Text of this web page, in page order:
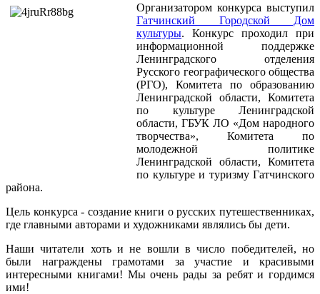
Организатором конкурса выступил
Гатчинский Городской Дом
культуры. Конкурс проходил при
информационной поддержке
Ленинградского отделения
Русского географического общества
(РГО), Комитета по образованию
Ленинградской области, Комитета
по культуре Ленинградской
области, ГБУК ЛО «Дом народного
творчества», Комитета по
молодежной политике
Ленинградской области, Комитета
по культуре и туризму Гатчинского
района.
Цель конкурса - создание книги о русских путешественниках,
где главными авторами и художниками являлись бы дети.
Наши читатели хоть и не вошли в число победителей, но
были награждены грамотами за участие и красивыми
интересными книгами! Мы очень рады за ребят и гордимся
ими!